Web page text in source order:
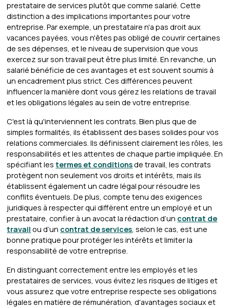
prestataire de services plutôt que comme salarié. Cette
distinction a des implications importantes pour votre
entreprise. Par exemple, un prestataire n'a pas droit aux
vacances payées, vous n'êtes pas obligé de couvrir certaines
de ses dépenses, et le niveau de supervision que vous
exercez sur son travail peut être plus limité. En revanche, un
salarié bénéficie de ces avantages et est souvent soumis à
un encadrement plus strict. Ces différences peuvent
influencer la manière dont vous gérez les relations de travail
et les obligations légales au sein de votre entreprise.
C'est là qu'interviennent les contrats. Bien plus que de
simples formalités, ils établissent des bases solides pour vos
relations commerciales. Ils définissent clairement les rôles, les
responsabilités et les attentes de chaque partie impliquée. En
spécifiant lestermes et conditionsde travail, les contrats
protègent non seulement vos droits et intérêts, mais ils
établissent également un cadre légal pour résoudre les
conflits éventuels. De plus, compte tenu des exigences
juridiques à respecter qui diffèrent entre un employé et un
prestataire, confier à un avocat la rédaction d’un contrat de
travail ou d’un contrat de services, selon le cas, est une
bonne pratique pour protéger les intérêts et limiter la
responsabilité de votre entreprise.
En distinguant correctement entre les employés et les
prestataires de services, vous évitez les risques de litiges et
vous assurez que votre entreprise respecte ses obligations
légales en matière de rémunération, d'avantages sociaux et